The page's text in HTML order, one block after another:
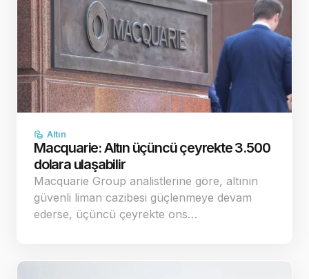
Altın
Macquarie: Altın üçüncü çeyrekte 3.500
dolara ulaşabilir
Macquarie Group analistlerine göre, altının
güvenli liman cazibesi güçlenmeye devam
ederse, üçüncü çeyrekte ons…